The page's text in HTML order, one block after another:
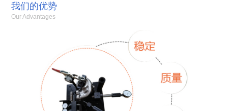
我们的优势
Our Advantages